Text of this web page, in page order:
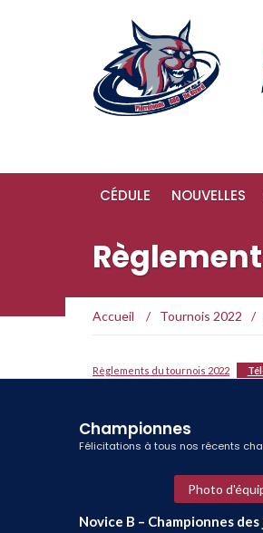
CÉDULE NOUVELLES
Accueil / Tournois 2022 /
Règlements du tournois 2022
Championnes
Félicitations à tous nos récents
Photo
Novice B – Championnes